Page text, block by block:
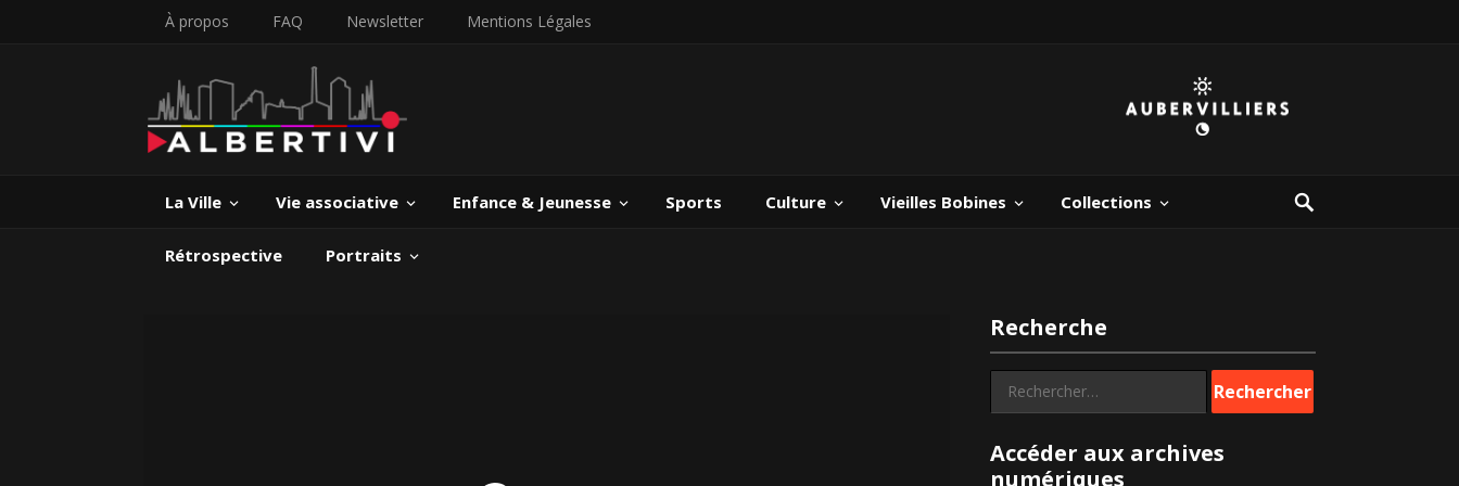
À propos FAQ Newsletter Mentions Légales
La Ville Vie associative Enfance & Jeunesse Sports Culture Vieilles Bobines Collections
Rétrospective Portraits
Recherche
Rechercher :
Accéder aux archives
numériques